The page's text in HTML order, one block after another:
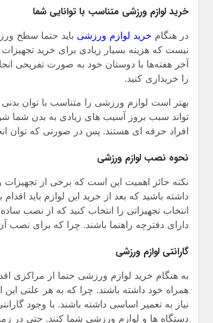
خرید لوازم ورزشی متناسب با توانایی شما
در هنگام خرید لوازم ورزشی باید حتما سطح
نیست که هزینه بسیار زیادی برای خرید
آخر هفته‌ها با دوستان خود به صورت تفریحی
را خریداری کنید.
بهتر است لوازم ورزشی را متناسب با توان
تواند سبب بروز آسیب های زیادی به بدن شما
افراد حرفه ای هستند. پس در صورتی که توان
نحوه نصب لوازم ورزشی
نکته حائز اهمیت این است که برخی از تجهیزات
داشته باشید که بعد از خرید این لوازم باید
انتخاب تجهیزاتی را انتخاب کنید که از نصب
دارای دفترچه راهنما باشند. چرا که برای نصب
گارانتی لوازم ورزشی
به هنگام خرید لوازم ورزشی حتما از مراکزی
همراه خود داشته باشند. چرا که به هر علتی
نیاز به تعمیر اساسی داشته باشند. با وجود
دستگاه ها و لوازم ورزشی شما کنند. حتی در